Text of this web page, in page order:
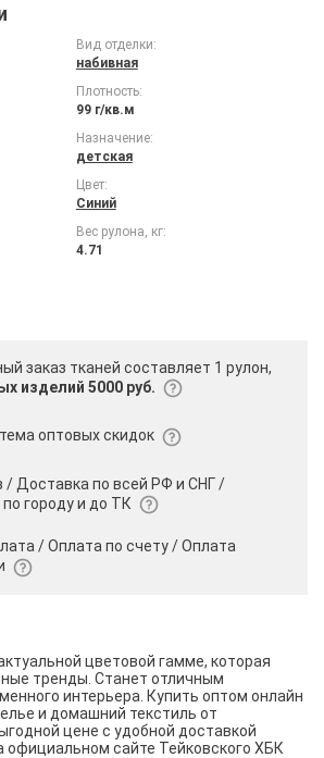
Вид отделки:
набивная
Плотность:
99 г/кв.м
Назначение:
детская
Цвет:
Синий
Вес рулона, кг:
4.71
заказ тканей составляет 1 рулон,
изделий 5000 руб.
оптовых скидок
/ Доставка по всей РФ и СНГ /
городу и до ТК
/ Оплата по счету /Оплата
цветовой гамме, которая
тренды. Станет отличным
интерьера. Купить оптом онлайн
и домашний текстиль от
цене с удобной доставкой
официальном сайте Тейковского ХБК